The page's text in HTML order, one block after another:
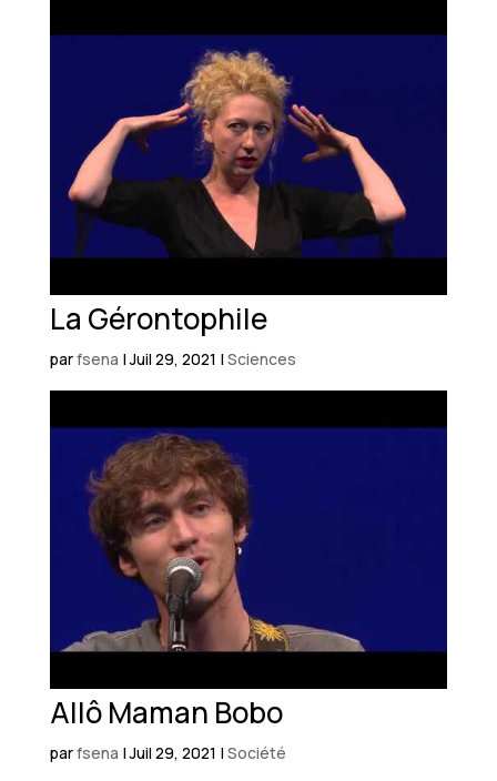
La Gérontophile
parfsena |Juil 29, 2021 | Sciences
Allô Maman Bobo
parfsena |Juil 29, 2021 | Société